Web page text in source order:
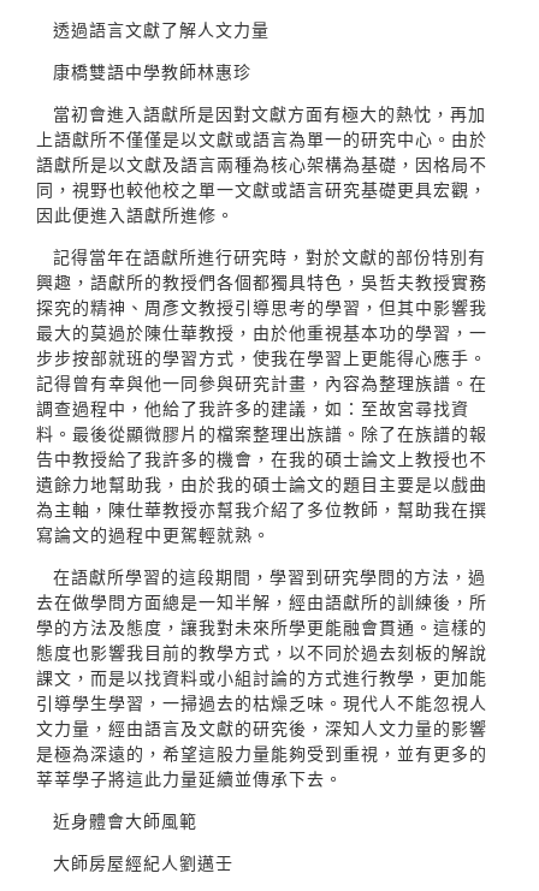
透過語言文獻了解人文力量
康橋雙語中學教師林惠珍
當初會進入語獻所是因對文獻方面有極大的熱忱，再加
上語獻所不僅僅是以文獻或語言為單一的研究中心。由於
語獻所是以文獻及語言兩種為核心架構為基礎，因格局不
同，視野也較他校之單一文獻或語言研究基礎更具宏觀，
因此便進入語獻所進修。
記得當年在語獻所進行研究時，對於文獻的部份特別有
興趣，語獻所的教授們各個都獨具特色，吳哲夫教授實務
探究的精神、周彥文教授引導思考的學習，但其中影響我
最大的莫過於陳仕華教授，由於他重視基本功的學習，一
步步按部就班的學習方式，使我在學習上更能得心應手。
記得曾有幸與他一同參與研究計畫，內容為整理族譜。在
調查過程中，他給了我許多的建議，如：至故宮尋找資
料。最後從顯微膠片的檔案整理出族譜。除了在族譜的報
告中教授給了我許多的機會，在我的碩士論文上教授也不
遺餘力地幫助我，由於我的碩士論文的題目主要是以戲曲
為主軸，陳仕華教授亦幫我介紹了多位教師，幫助我在撰
寫論文的過程中更駕輕就熟。
在語獻所學習的這段期間，學習到研究學問的方法，過
去在做學問方面總是一知半解，經由語獻所的訓練後，所
學的方法及態度，讓我對未來所學更能融會貫通。這樣的
態度也影響我目前的教學方式，以不同於過去刻板的解說
課文，而是以找資料或小組討論的方式進行教學，更加能
引導學生學習，一掃過去的枯燥乏味。現代人不能忽視人
文力量，經由語言及文獻的研究後，深知人文力量的影響
是極為深遠的，希望這股力量能夠受到重視，並有更多的
莘莘學子將這此力量延續並傳承下去。
近身體會大師風範
大師房屋經紀人劉邁壬